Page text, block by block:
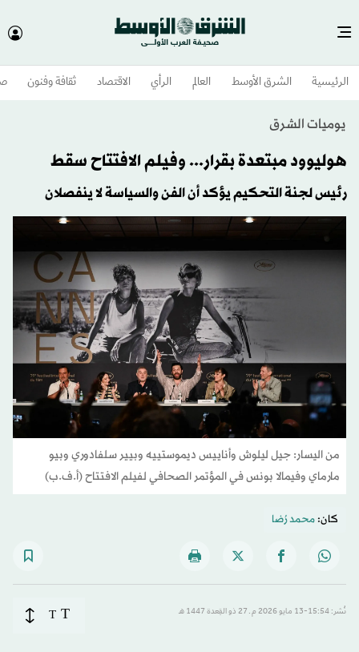
الرئيسية الشرق الأوسط​ العالم الرأي الاقتصاد ثقافة وفنون
يوميات الشرق
هوليوود مبتعدة بقرار... وفيلم الافتتاح سقط
رئيس لجنة التحكيم يؤكد أن الفن والسياسة لا ينفصلان
من اليسار: جيل ليلوش وأناييس ديموستييه وبيير سلفادوري وبيو
مارماي وفيمالا بونس في المؤتمر الصحافي لفيلم الافتتاح (أ.ف.ب)
كان:محمد رُضا
نُشر: 15:54-13 مايو 2026 م ـ 27 ذو القِعدة 1447 هـ T
T